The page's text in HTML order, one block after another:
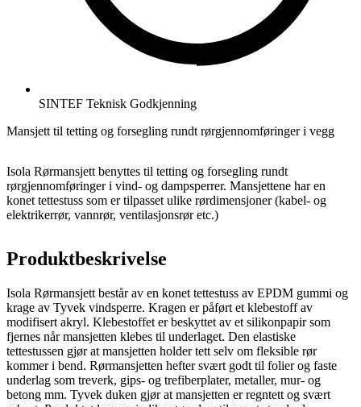
SINTEF Teknisk Godkjenning
Mansjett til tetting og forsegling rundt rørgjennomføringer i vegg
Isola Rørmansjett benyttes til tetting og forsegling rundt
rørgjennomføringer i vind- og dampsperrer. Mansjettene har en
konet tettestuss som er tilpasset ulike rørdimensjoner (kabel- og
elektrikerrør, vannrør, ventilasjonsrør etc.)
Produktbeskrivelse
Isola Rørmansjett består av en konet tettestuss av EPDM gummi og
krage av Tyvek vindsperre. Kragen er påført et klebestoff av
modifisert akryl. Klebestoffet er beskyttet av et silikonpapir som
fjernes når mansjetten klebes til underlaget. Den elastiske
tettestussen gjør at mansjetten holder tett selv om fleksible rør
kommer i bend. Rørmansjetten hefter svært godt til folier og faste
underlag som treverk, gips- og trefiberplater, metaller, mur- og
betong mm. Tyvek duken gjør at mansjetten er regntett og svært